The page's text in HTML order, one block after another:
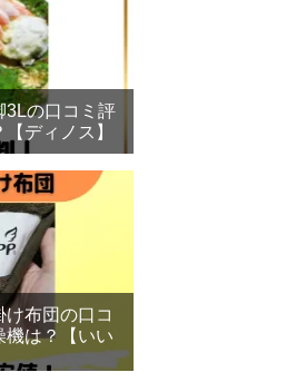
3Lの口コミ評
ディノス】
布団の口コ
機は？【いい